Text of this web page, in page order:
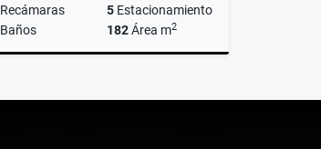
Recámaras 5 Estacionamiento
Baños 182Área m2
$68,000